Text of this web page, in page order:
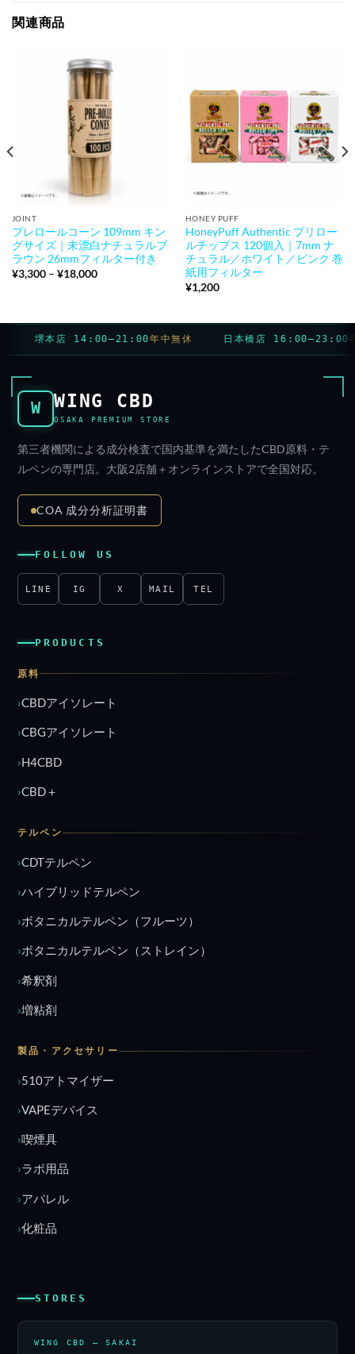
関連商品
JOINT
プレロールコーン 109mm キン
グサイズ｜未漂白ナチュラルブ
ラウン 26mmフィルター付き
¥3,300 – ¥18,000価
¥18,000
HONEY PUFF
HoneyPuff Authentic プリロー
ルチップス 120個入｜7mm ナ
チュラル／ホワイト／ピンク 巻
紙用フィルター
¥1,200
堺本店 14:00–21:00年中無休 日本橋店 16:00–23:00年
W WING CBD
OSAKA PREMIUM STORE
第三者機関による成分検査で国内基準を満たしたCBD原料・テ
ルペンの専門店。大阪2店舗＋オンラインストアで全国対応。
COA 成分分析証明書
FOLLOW US
LINE IG X MAIL TEL
PRODUCTS
原料
CBDアイソレート
CBGアイソレート
H4CBD
CBD＋
テルペン
CDTテルペン
ハイブリッドテルペン
ボタニカルテルペン（フルーツ）
ボタニカルテルペン（ストレイン）
希釈剤
増粘剤
製品・アクセサリー
510アトマイザー
VAPEデバイス
喫煙具
ラボ用品
アパレル
化粧品
STORES
WING CBD — SAKAI